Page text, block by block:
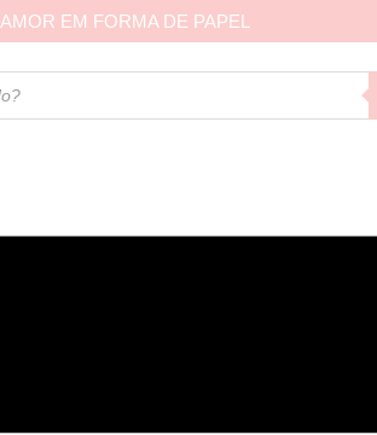
AMOR EM FORMA DE PAPEL